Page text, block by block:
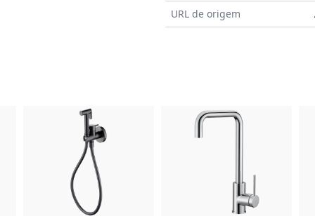
URL de origem
Imagem do Produto Imagem do